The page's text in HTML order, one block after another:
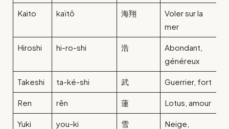
Kaito kaïtô 海翔
Voler sur la
mer
Hiroshi hi-ro-shi 浩
Abondant,
généreux
Takeshi ta-ké-shi 武 Guerrier, fort
Ren rên 蓮 Lotus, amour
Yuki you-ki 雪
Neige,